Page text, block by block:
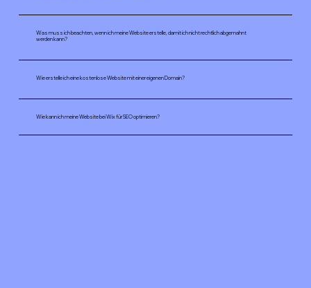
Was muss ich beachten, wenn ich meine Website erstelle, damit ich nicht rechtlich abgemahnt
werden kann?
Wie erstelle ich eine kostenlose Website mit einer eigenen Domain?
Wie kann ich meine Website bei Wix für SEO optimieren?